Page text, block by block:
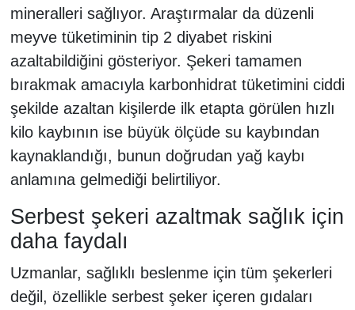
mineralleri sağlıyor. Araştırmalar da düzenli
meyve tüketiminin tip 2 diyabet riskini
azaltabildiğini gösteriyor. Şekeri tamamen
bırakmak amacıyla karbonhidrat tüketimini ciddi
şekilde azaltan kişilerde ilk etapta görülen hızlı
kilo kaybının ise büyük ölçüde su kaybından
kaynaklandığı, bunun doğrudan yağ kaybı
anlamına gelmediği belirtiliyor.
Serbest şekeri azaltmak sağlık için
daha faydalı
Uzmanlar, sağlıklı beslenme için tüm şekerleri
değil, özellikle serbest şeker içeren gıdaları